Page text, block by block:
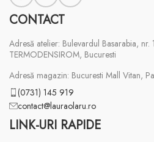
CONTACT
Adresă atelier: Bulevardul Basarabia, nr.
TERMODENSIROM, Bucuresti
Adresă magazin: Bucuresti Mall Vitan,
(0731) 145 919
contact@lauraolaru.ro
LINK-URI RAPIDE